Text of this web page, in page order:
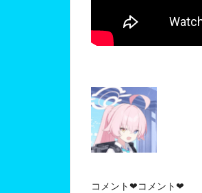
コメント❤コメント❤